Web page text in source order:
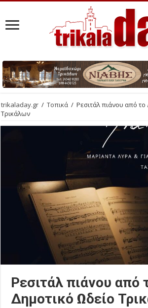
trikaladay.gr / Τοπικά / Ρεσιτάλ πιάνου από το
Τρικάλων
Ρεσιτάλ πιάνου από
Δημοτικό Ωδείο